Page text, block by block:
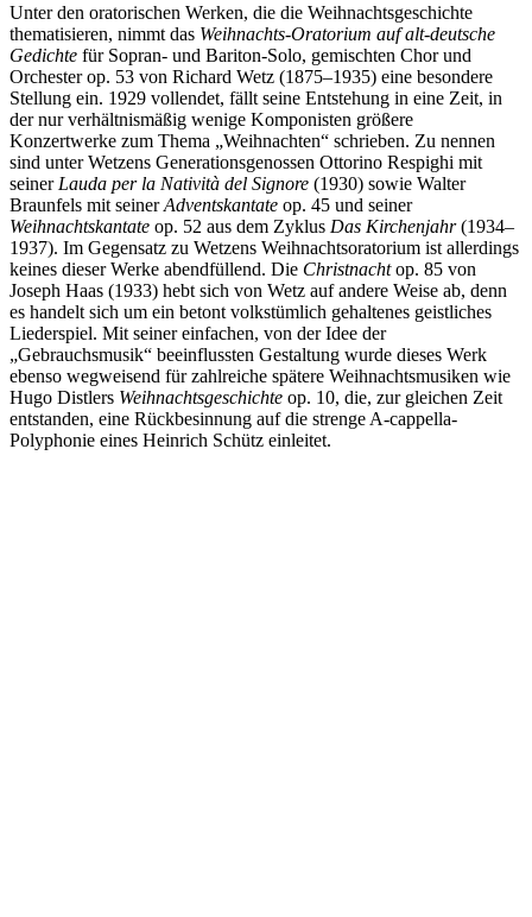
Unter den oratorischen Werken, die die Weihnachtsgeschichte
thematisieren, nimmt das Weihnachts-Oratorium auf alt-deutsche
Gedichte für Sopran- und Bariton-Solo, gemischten Chor und
Orchester op. 53 von Richard Wetz (1875–1935) eine besondere
Stellung ein. 1929 vollendet, fällt seine Entstehung in eine Zeit, in
der nur verhältnismäßig wenige Komponisten größere
Konzertwerke zum Thema „Weihnachten“ schrieben. Zu nennen
sind unter Wetzens Generationsgenossen Ottorino Respighi mit
seiner Lauda per la Natività del Signore (1930) sowie Walter
Braunfels mit seinerAdventskantate op. 45 und seiner
Weihnachtskantate op. 52 aus dem Zyklus Das Kirchenjahr(1934–
1937). Im Gegensatz zu Wetzens Weihnachtsoratorium ist allerdings
keines dieser Werke abendfüllend. Die Christnachtop. 85 von
Joseph Haas (1933) hebt sich von Wetz auf andere Weise ab, denn
es handelt sich um ein betont volkstümlich gehaltenes geistliches
Liederspiel. Mit seiner einfachen, von der Idee der
„Gebrauchsmusik“ beeinflussten Gestaltung wurde dieses Werk
ebenso wegweisend für zahlreiche spätere Weihnachtsmusiken wie
Hugo Distlers Weihnachtsgeschichte op. 10, die, zur gleichen Zeit
entstanden, eine Rückbesinnung auf die strenge A-cappella-
Polyphonie eines Heinrich Schütz einleitet.